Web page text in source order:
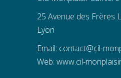
25 Avenue des Frères
Lyon
Email: contact@cil-
Web: www.cil-